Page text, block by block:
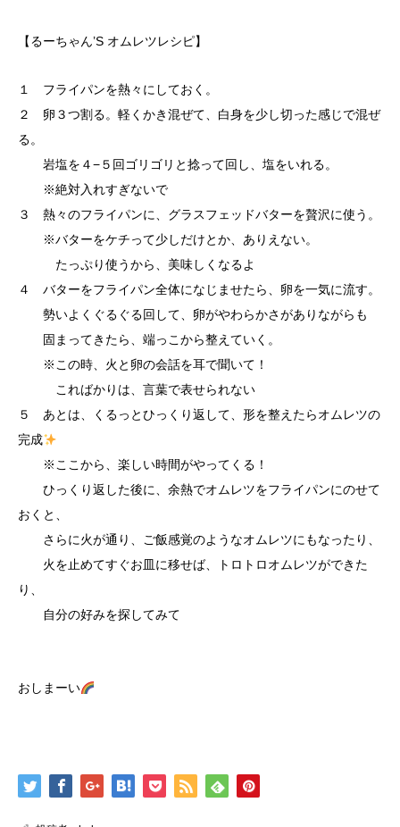
【るーちゃん’S オムレツレシピ】
１ フライパンを熱々にしておく。
２ 卵３つ割る。軽くかき混ぜて、白身を少し切った感じで混ぜ
る。
岩塩を４−５回ゴリゴリと捻って回し、塩をいれる。
※絶対入れすぎないで
３ 熱々のフライパンに、グラスフェッドバターを贅沢に使う。
※バターをケチって少しだけとか、ありえない。
たっぷり使うから、美味しくなるよ
４ バターをフライパン全体になじませたら、卵を一気に流す。
勢いよくぐるぐる回して、卵がやわらかさがありながらも
固まってきたら、端っこから整えていく。
※この時、火と卵の会話を耳で聞いて！
こればかりは、言葉で表せられない
５ あとは、くるっとひっくり返して、形を整えたらオムレツの
完成
※ここから、楽しい時間がやってくる！
ひっくり返した後に、余熱でオムレツをフライパンにのせて
おくと、
さらに火が通り、ご飯感覚のようなオムレツにもなったり、
火を止めてすぐお皿に移せば、トロトロオムレツができた
り、
自分の好みを探してみて
おしまーい